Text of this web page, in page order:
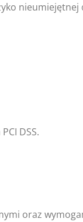
nieumiejętnej
DSS.
oraz